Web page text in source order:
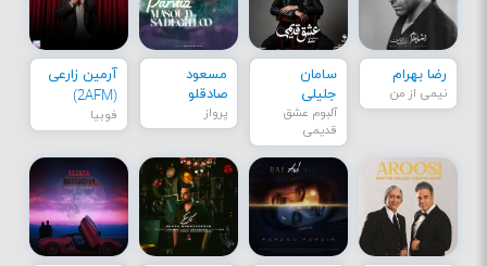
رضا بهرام
نیمی از من
سامان
جلیلی
آلبوم عشق
قدیمی
مسعود
صادقلو
پرواز
آرمین زارعی
(2AFM)
فوبیا